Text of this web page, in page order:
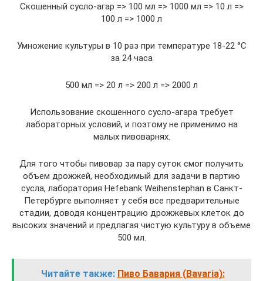
Скошенный сусло-агар => 100 мл => 1000 мл => 10 л =>
100 л => 1000 л
Умножение культуры в 10 раз при температуре 18-22 °С
за 24 часа
500 мл => 20 л => 200 л => 2000 л
Использование скошенного сусло-агара требует
лабораторных условий, и поэтому не применимо на
малых пивоварнях.
Для того чтобы пивовар за пару суток смог получить
объем дрожжей, необходимый для задачи в партию
сусла, лаборатория Hefebank Weihenstephan в Санкт-
Петербурге выполняет у себя все предварительные
стадии, доводя концентрацию дрожжевых клеток до
высоких значений и предлагая чистую культуру в объеме
500 мл.
Читайте также: Пиво Бавария (Bavaria):